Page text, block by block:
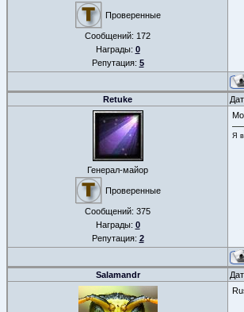
Проверенные
Сообщений: 172
Награды: 0
Репутация: 5
Retuke
Генерал-майор
Проверенные
Сообщений: 375
Награды: 0
Репутация: 2
Я
Salamandr